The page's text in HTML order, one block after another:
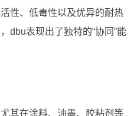
性、低毒性以及优异的耐热
dbu表现出了独特的“协同”能
其在涂料、油墨、胶粘剂等